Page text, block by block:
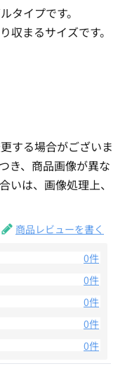
タイプです。
まるサイズです。
する場合がございま
き、商品画像が異な
いは、画像処理上、
商品レビューを書く
0件
0件
0件
0件
0件